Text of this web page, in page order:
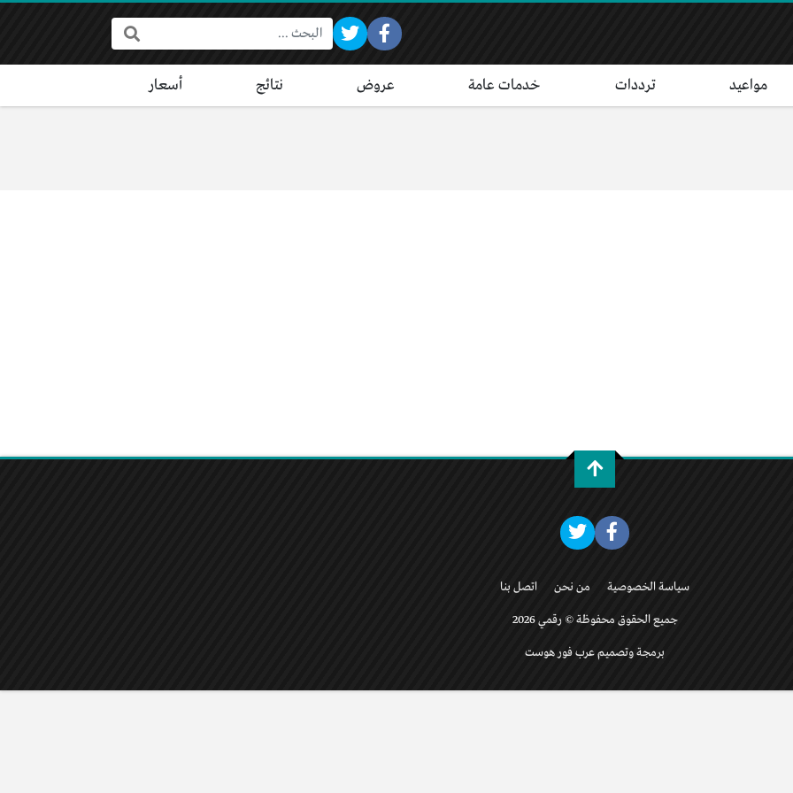
البحث:
مواعيد ترددات خدمات عامة عروض نتائج أسعار
سياسة الخصوصية من نحن اتصل بنا
جميع الحقوق محفوظة © رقمي 2026
برمجة وتصميم عرب فور هوست